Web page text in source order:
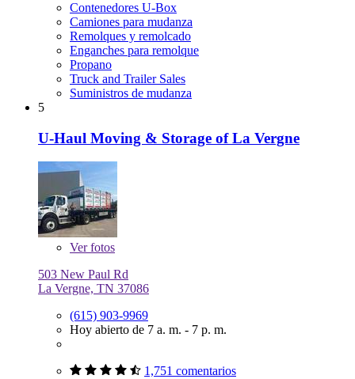
Contenedores U-Box
Camiones para mudanza
Remolques y remolcado
Enganches para remolque
Propano
Truck and Trailer Sales
Suministros de mudanza
5
U-Haul Moving & Storage of La Vergne
Verfotos
503 New Paul Rd
La Vergne, TN 37086
(615) 903-9969
Hoy abierto de 7 a. m. - 7 p. m.
1,751 comentarios